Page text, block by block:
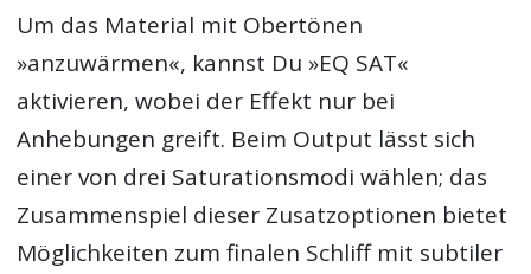
Um das Material mit Obertönen
»anzuwärmen«, kannst Du »EQ SAT«
aktivieren, wobei der Effekt nur bei
Anhebungen greift. Beim Output lässt sich
einer von drei Saturationsmodi wählen; das
Zusammenspiel dieser Zusatzoptionen bietet
Möglichkeiten zum finalen Schliff mit subtiler